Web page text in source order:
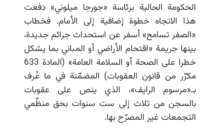
الحكومة الحالية برئاسة «جورجا ميلوني» دفعت
هذا الاتجاه خطوة إضافية إلى الأمام. فخطاب
«الصفر تسامح» أسفر عن استحداث جرائم جديدة،
بينها جريمة «اقتحام الأراضي أو المباني بما يشكل
خطرا على الصحة أو السلامة العامة» (المادة 633
مكرّر من قانون العقوبات) المضمّنة في ما عُرف
بـ«مرسوم الرايف»، الذي ينص على عقوبات
بالسجن من ثلاث إلى ست سنوات بحق منظّمي
التجمعات غير المصرّح بها.